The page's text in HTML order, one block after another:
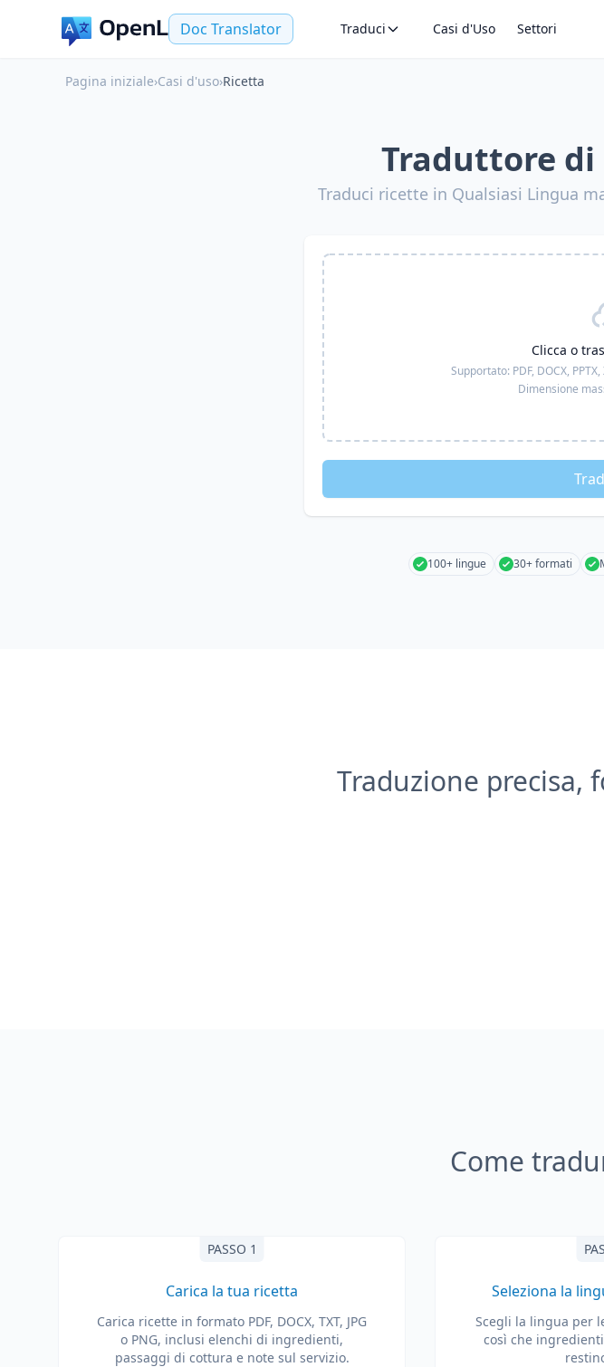
Doc Translator Traduci Casi d'Uso Settori
Pagina iniziale›Casi d'uso›Ricetta
Traduttore
Traduci ricette in Qualsiasi Lingua
Clicca o
Supportato: PDF, DOCX,
Dimensione
100+ lingue 30+ formati
Traduzione precisa,
Come
PASSO 1
Carica la tua ricetta
Carica ricette in formato PDF, DOCX, TXT, JPG
o PNG, inclusi elenchi di ingredienti,
passaggi di cottura e note sul servizio.
Seleziona la
Scegli la lingua per
così che